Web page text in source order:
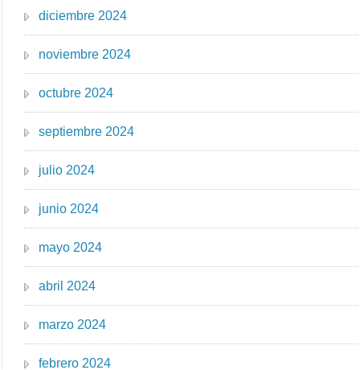
diciembre 2024
noviembre 2024
octubre 2024
septiembre 2024
julio 2024
junio 2024
mayo 2024
abril 2024
marzo 2024
febrero 2024